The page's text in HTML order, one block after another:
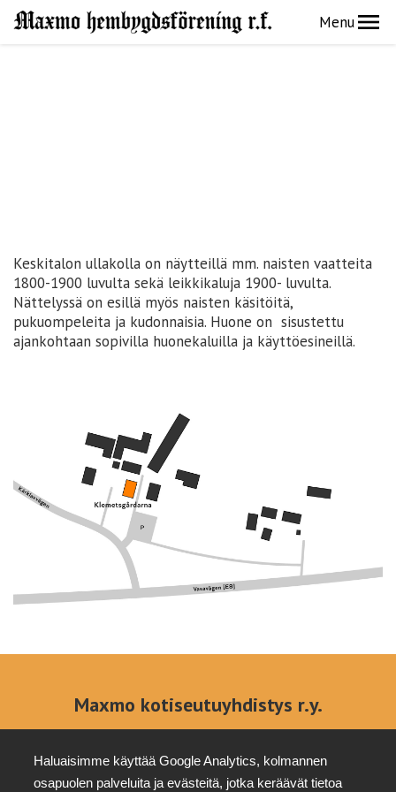
Menu
Keskitalon ullakolla on näytteillä mm. naisten vaatteita
1800-1900 luvulta sekä leikkikaluja 1900- luvulta.
Nättelyssä on esillä myös naisten käsitöitä,
pukuompeleita ja kudonnaisia. Huone on sisustettu
ajankohtaan sopivilla huonekaluilla ja käyttöesineillä.
Maxmo kotiseutuyhdistys r.y.
info@klemets.fi
+358 (0)40
Kärklaxvägen 308
Tietosuoja
Tottesundin
Haluaisimme käyttää Google Analytics, kolmannen
osapuolen palveluita ja evästeitä, jotka keräävät tietoa